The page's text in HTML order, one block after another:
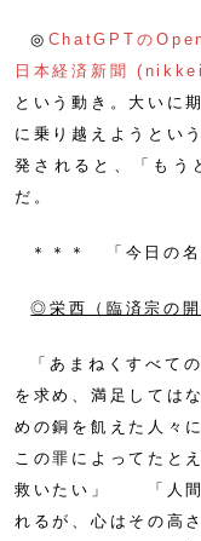
◎ ChatGPTの
日本経済新聞
という動き。大いに
に乗り越えようとい
発されると、「もう
だ。
＊＊＊ 「今日の名
◎栄西（臨済宗の
「あまねくすべて
を求め、満足して
めの銅を飢えた人々
この罪によってたと
救いたい」 「人間
れるが、心はその高